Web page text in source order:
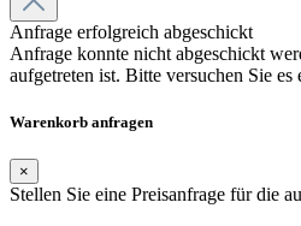
Anfrage erfolgreich abgeschickt
Anfrage konnte nicht abgeschickt
aufgetreten ist. Bitte versuchen Sie es
Warenkorb anfragen
×
Stellen Sie eine Preisanfrage für die